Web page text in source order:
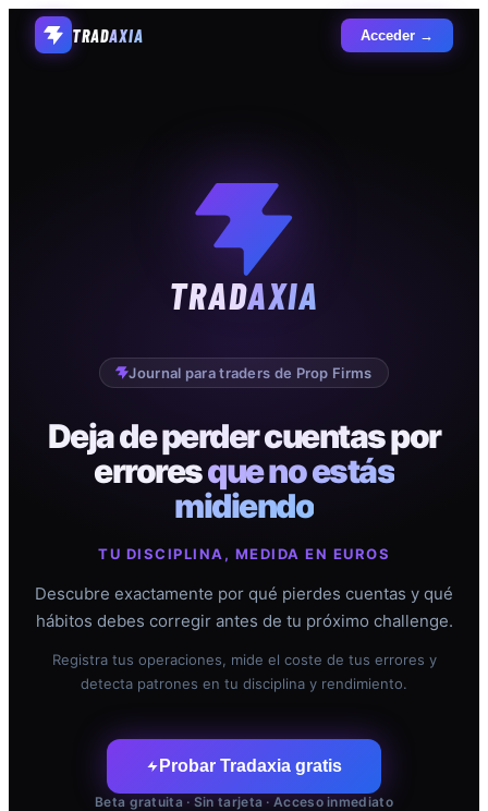
TRADAXIA Acceder →
TRADAXIA
Journal para traders de Prop Firms
Deja de perder cuentas por
erroresque no estás
midiendo
TU DISCIPLINA, MEDIDA EN EUROS
Descubre exactamente por qué pierdes cuentas y qué
hábitos debes corregir antes de tu próximo challenge.
Registra tus operaciones, mide el coste de tus errores y
detecta patrones en tu disciplina y rendimiento.
Probar Tradaxia gratis
Beta gratuita · Sin tarjeta · Acceso inmediato